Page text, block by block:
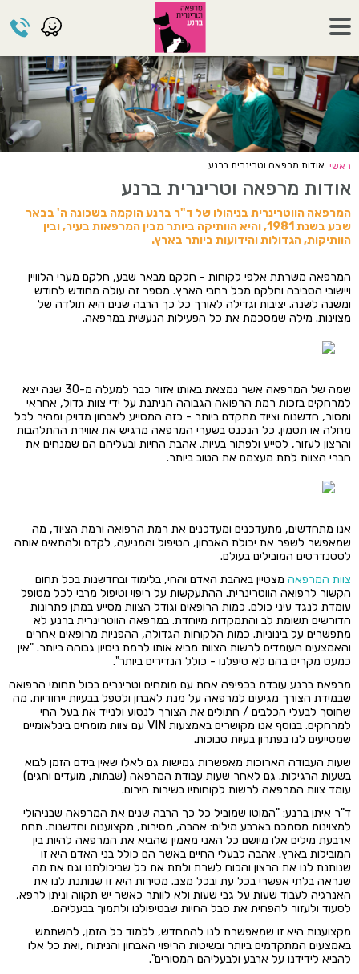
ראשי אודות מרפאה וטרינרית ברנע
אודות מרפאה וטרינרית ברנע
המרפאה הווטרינרית בניהולו של ד"ר ברנע הוקמה בשכונה ה' בבאר
שבע בשנת 1981, והיא הוותיקה ביותר מבין המרפאות בעיר, ובין
הוותיקות, הגדולות והידועות ביותר בארץ.
המרפאה משרתת אלפי לקוחות - חלקם מבאר שבע, חלקם מערי הלוויין
ויישובי הסביבה וחלקם מכל רחבי הארץ. מספר זה עולה מחודש לחודש
ומשנה לשנה. יציבות וגדילה לאורך כל כך הרבה שנים היא תולדה של
מצוינות. מילה שמסכמת את כל הפעילות הנעשית במרפאה.
שמה של המרפאה אשר נמצאת באותו אזור כבר למעלה מ-30 שנה יצא
למרחקים בזכות רמת הרפואה הגבוהה הניתנת על ידי צוות גדול, אחראי
ומסור, חדשנות וציוד מתקדם ביותר - כזה המסייע לאבחון מדויק ומהיר לכל
מחלה או תסמין. כל הנכנס בשערי המרפאה מרגיש את אווירת ההתלהבות
והרצון לעזור, לסייע ולפתור בעיות. אהבת החיות ובעליהם הם שמנחים את
חברי הצוות לתת מעצמם את הטוב ביותר.
אנו מתחדשים, מתעדכנים ומעדכנים את רמת הרפואה ורמת הציוד, מה
שמאפשר לשפר את יכולת האבחון, הטיפול והמניעה, לקדם ולהתאים אותה
לסטנדרטים המובילים בעולם.
צוות המרפאה מצטיין באהבת האדם והחי, בלימוד ובחדשנות בכל תחום
הקשור לרפואה הווטרינרית. ההתעקשות על ריפוי וטיפול מרבי לכל מטופל
עומדת לנגד עיני כולם. כמות הרופאים וגודל הצוות מסייע במתן פתרונות
הדורשים תשומת לב והתמקדות מיוחדת. במרפאה הווטרינרית ברנע לא
מתפשרים על בינוניות. כמות הלקוחות הגדולה, ההפניות מרופאים אחרים
והאמצעים העומדים לרשות הצוות מביא אותו לרמת ניסיון גבוהה ביותר. "אין
כמעט מקרים בהם לא טיפלנו - כולל הנדירים ביותר".
מרפאת ברנע עובדת בכפיפה אחת עם מומחים וטרינרים בכול תחומי הרפואה
שבמידת הצורך מגיעים למרפאה על מנת לאבחן ולטפל בבעיות ייחודיות. מה
שחוסך לבעלי הכלבים / חתולים את הצורך לנסוע ולנייד את בעל החי
למרחקים. בנוסף אנו מקושרים באמצעות VIN עם צוות מומחים בינלאומיים
שמסייעים לנו בפתרון בעיות סבוכות.
שעות העבודה הארוכות מאפשרות גמישות גם לאלו שאין בידם הזמן לבוא
בשעות הרגילות. גם לאחר שעות עבודת המרפאה (שבתות, מועדים וחגים)
עומד צוות המרפאה לרשות לקוחותיו בשירות חירום.
ד"ר איתן ברנע: "המוטו שמוביל כל כך הרבה שנים את המרפאה שבניהולי
למצוינות מסתכם בארבע מילים: אהבה, מסירות, מקצוענות וחדשנות. תחת
ארבעת מילים אלו מיושם כל האני מאמין שהביא את המרפאה להיות בין
המובילות בארץ. אהבה לבעלי החיים באשר הם כולל בני האדם היא זו
שנותנת לנו את הרצון והכוח לשרת ולתת את כל שביכולתנו וגם את מה
שנראה בלתי אפשרי בכל עת ובכל מצב. מסירות היא זו שנותנת לנו את
האנרגיה לעבוד שעות על גבי שעות ולא לוותר כאשר יש תקווה וניתן לרפא,
לסעוד ולעזור להפחית את סבל החיות שבטיפולנו ולתמוך בבעליהם.
מקצוענות היא זו שמאפשרת לנו להתחדש, ללמוד כל הזמן, להשתמש
באמצעים המתקדמים ביותר ובשיטות הריפוי האבחון והניתוח ,ואת כל אלו
להביא לידידנו על ארבע ולבעליהם המסורים".